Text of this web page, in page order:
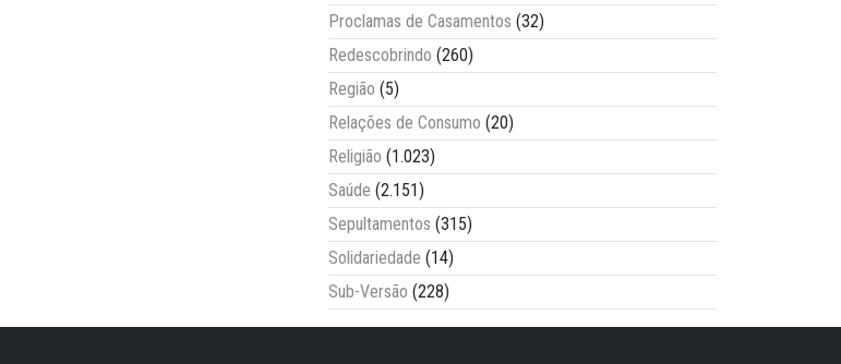
Proclamas de Casamentos (32)
Redescobrindo (260)
Região (5)
Relações de Consumo (20)
Religião (1.023)
Saúde (2.151)
Sepultamentos (315)
Solidariedade (14)
Sub-Versão (228)